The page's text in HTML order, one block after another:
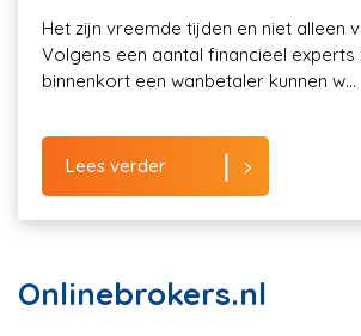
Het zijn vreemde tijden en niet alleen
Volgens een aantal financieel experts
binnenkort een wanbetaler kunnen w...
Lees verder
Onlinebrokers.nl